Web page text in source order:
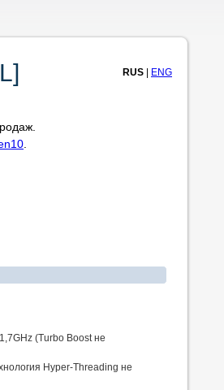
RUS ENG
(Turbo Boost не
Hyper-Threading не